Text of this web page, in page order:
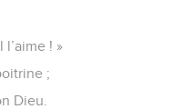
! »
;
Dieu.